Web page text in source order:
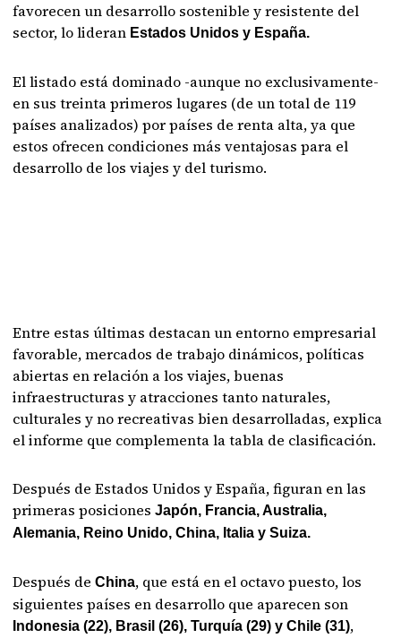
favorecen un desarrollo sostenible y resistente del
sector, lo lideran Estados Unidos y España.
El listado está dominado -aunque no exclusivamente-
en sus treinta primeros lugares (de un total de 119
países analizados) por países de renta alta, ya que
estos ofrecen condiciones más ventajosas para el
desarrollo de los viajes y del turismo.
Entre estas últimas destacan un entorno empresarial
favorable, mercados de trabajo dinámicos, políticas
abiertas en relación a los viajes, buenas
infraestructuras y atracciones tanto naturales,
culturales y no recreativas bien desarrolladas, explica
el informe que complementa la tabla de clasificación.
Después de Estados Unidos y España, figuran en las
primeras posicionesJapón, Francia, Australia,
Alemania, Reino Unido, China, Italia y Suiza.
Después deChina, que está en el octavo puesto, los
siguientes países en desarrollo que aparecen son
Indonesia (22), Brasil (26), Turquía (29) y Chile (31),